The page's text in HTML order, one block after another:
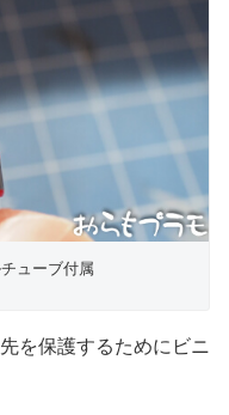
ューブ付属
を保護するためにビニ